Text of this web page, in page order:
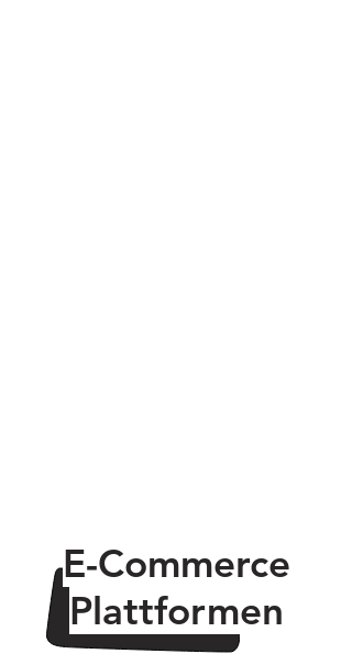
E-Commerce
Plattformen